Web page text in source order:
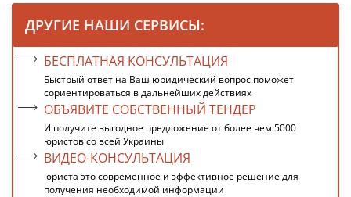
ДРУГИЕ НАШИ СЕРВИСЫ:
БЕСПЛАТНАЯ КОНСУЛЬТАЦИЯ
Быстрый ответ на Ваш юридический вопрос поможет
сориентироваться в дальнейших действиях
ОБЪЯВИТЕ СОБСТВЕННЫЙ ТЕНДЕР
И получите выгодное предложение от более чем 5000
юристов со всей Украины
ВИДЕО-КОНСУЛЬТАЦИЯ
юриста это современное и эффективное решение для
получения необходимой информации